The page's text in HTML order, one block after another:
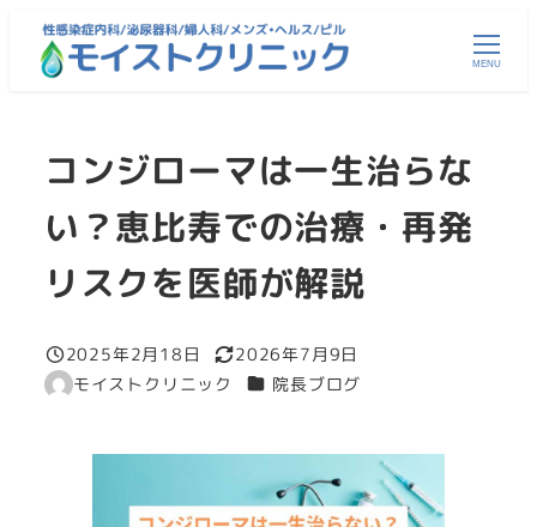
MENU
コンジローマは一生治らな
い？恵比寿での治療・再発
リスクを医師が解説
投稿日
2025年2月18日
更新日
2026年7月9日
著
モイストクリニック カテゴリー
院長ブログ